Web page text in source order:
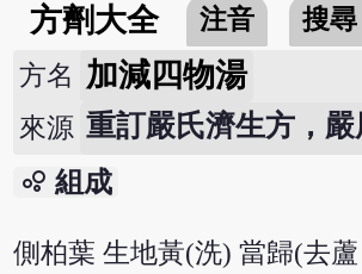
方劑大全 注音 搜尋
方名 加減四物湯
來源 重訂嚴氏濟生方，嚴
bubble_chart 組成
側柏葉 生地黃(洗) 當歸(去